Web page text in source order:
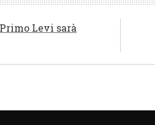
Levi sarà